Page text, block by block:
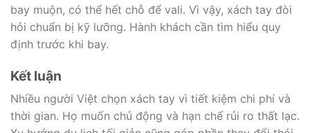
bay muộn, có thể hết chỗ để vali. Vì vậy, xách tay đòi
hỏi chuẩn bị kỹ lưỡng. Hành khách cần tìm hiểu quy
định trước khi bay.
Kết luận
Nhiều người Việt chọn xách tay vì tiết kiệm chi phí và
thời gian. Họ muốn chủ động và hạn chế rủi ro thất lạc.